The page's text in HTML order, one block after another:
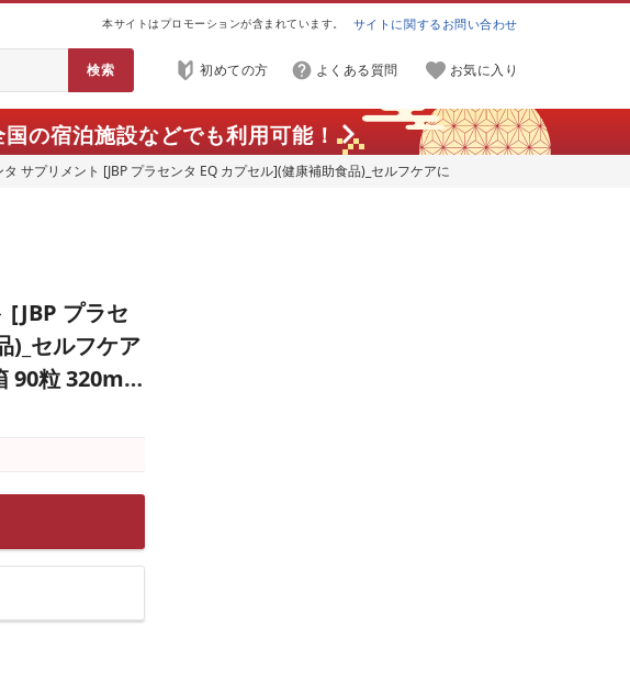
本サイトはプロモーションが含まれています。 サイトに関するお問い合わせ
初めての方 よくある質問 お気に入り
の宿泊施設などでも利用可能！
タ サプリメント [JBP プラセンタ EQ カプセル](健康補助食品)_セルフケアに
[JBP プラセ
)_セルフケア
90粒 320mg
国産 日本
更年期 栄養